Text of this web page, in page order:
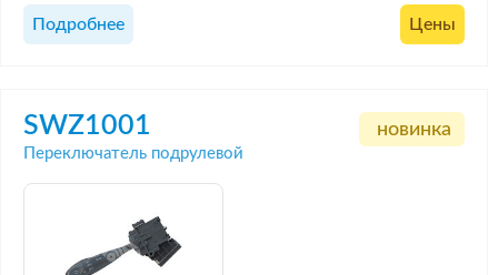
Подробнее Цены
SWZ1001
Переключатель подрулевой
новинка